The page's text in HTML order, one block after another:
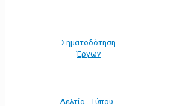
Σηματοδότηση
Έργων
Δελτία - Τύπου -